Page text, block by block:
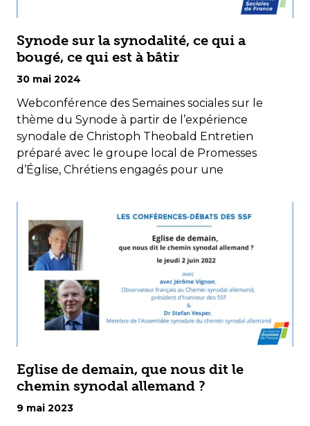
Synode sur la synodalité, ce qui a
bougé, ce qui est à bâtir
30 mai 2024
Webconférence des Semaines sociales sur le
thème du Synode à partir de l’expérience
synodale de Christoph Theobald Entretien
préparé avec le groupe local de Promesses
d’Église, Chrétiens engagés pour une
Eglise de demain, que nous dit le
chemin synodal allemand ?
9 mai 2023